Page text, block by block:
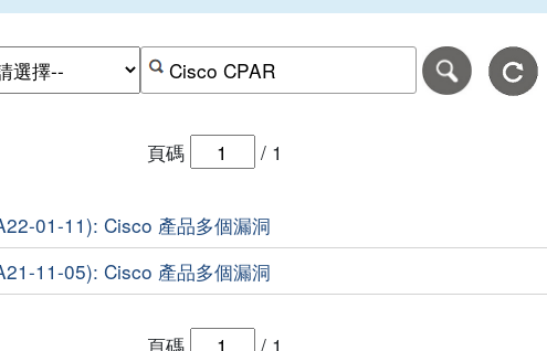
開始日期，格式為日日-月月-年年年年。
入搜尋日期範圍的結束日期，格式為日日-月月-年年年年。
按關鍵字或 CVE ID 搜尋保安警報
頁碼 / 1
01-11): Cisco 產品多個漏洞
11-05): Cisco 產品多個漏洞
頁碼 / 1